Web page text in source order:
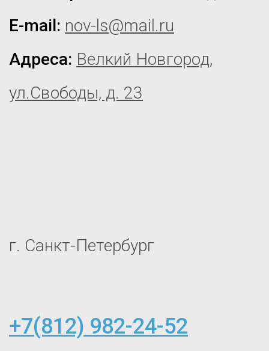
E-mail: nov-ls@mail.ru
Адреса: Велкий Новгород,
ул.Свободы, д. 23
г. Санкт-Петербург
+7(812) 982-24-52